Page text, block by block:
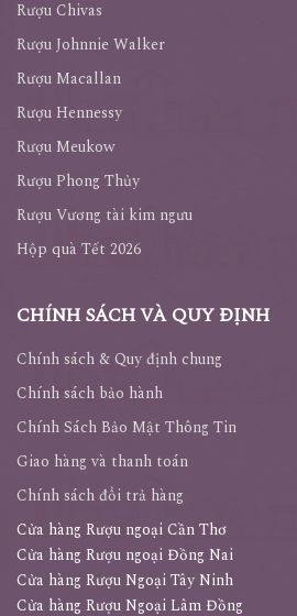
Rượu Chivas
Rượu Johnnie Walker
Rượu Macallan
Rượu Hennessy
Rượu Meukow
Rượu Phong Thủy
Rượu Vương tài kim ngưu
Hộp quà Tết 2026
CHÍNH SÁCH VÀ QUY ĐỊNH
Chính sách & Quy định chung
Chính sách bảo hành
Chính Sách Bảo Mật Thông Tin
Giao hàng và thanh toán
Chính sách đổi trả hàng
Cửa hàng Rượu ngoại Cần Thơ
Cửa hàng Rượu ngoại Đồng Nai
Cửa hàng Rượu Ngoại Tây Ninh
Cửa hàng Rượu Ngoại Lâm Đồng